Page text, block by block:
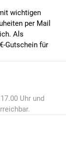
wichtigen
per Mail
Als
Gutschein für
Uhr und